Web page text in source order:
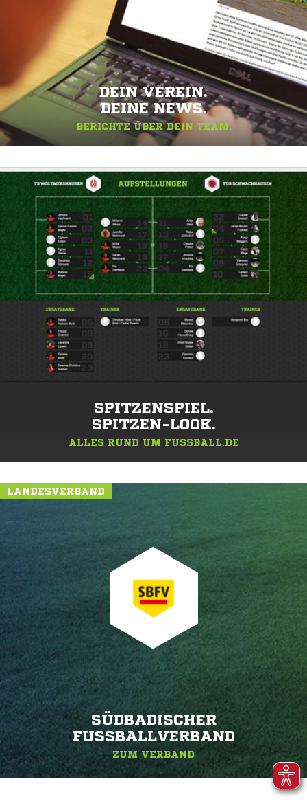
DEIN VEREIN.
DEINE NEWS.
BERICHTE ÜBER DEIN TEAM.
SPITZENSPIEL.
SPITZEN-LOOK.
ALLES RUND UM FUSSBALL.DE
LANDESVERBAND
SÜDBADISCHER
FUSSBALLVERBAND
ZUM VERBAND